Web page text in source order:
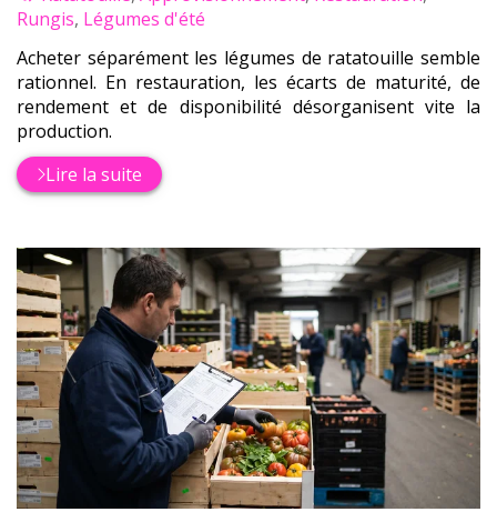
:
Rungis, Légumes d'été
Acheter séparément les légumes de ratatouille semble
rationnel. En restauration, les écarts de maturité, de
rendement et de disponibilité désorganisent vite la
production.
Lire la suite